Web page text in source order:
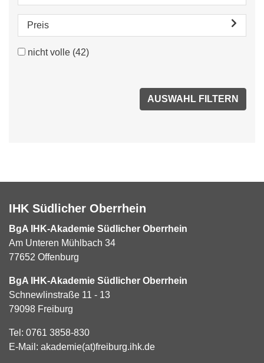
Preis
nicht volle (42)
IHK Südlicher Oberrhein
BgA IHK-Akademie Südlicher Oberrhein
Am Unteren Mühlbach 34
77652 Offenburg
BgA IHK-Akademie Südlicher Oberrhein
Schnewlinstraße 11 - 13
79098 Freiburg
Tel: 0761 3858-830
E-Mail: akademie(at)freiburg.ihk.de